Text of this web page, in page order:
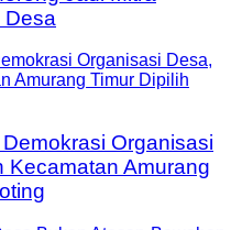
Desa
Organisasi
Kecamatan Amurang